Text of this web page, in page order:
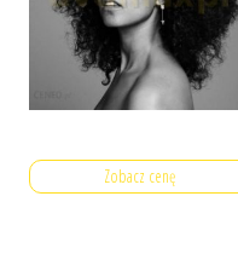
Zobacz cenę